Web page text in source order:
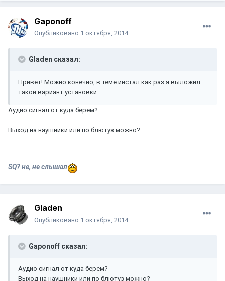
Gaponoff
Опубликовано 1 октября, 2014
Gladen сказал:
Привет! Можно конечно, в теме инстал как раз я выложил
такой вариант установки.
Аудио сигнал от куда берем?
Выход на наушники или по блютуз можно?
SQ? не, не слышал
Gladen
Опубликовано 1 октября, 2014
Gaponoff сказал:
Аудио сигнал от куда берем?
Выход на наушники или по блютуз можно?